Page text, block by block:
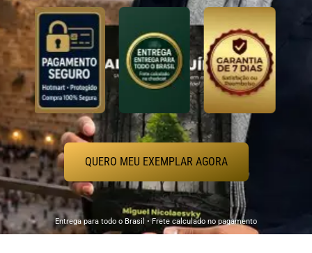
QUERO MEU EXEMPLAR AGORA
Entrega para todo o Brasil • Frete calculado no pagamento